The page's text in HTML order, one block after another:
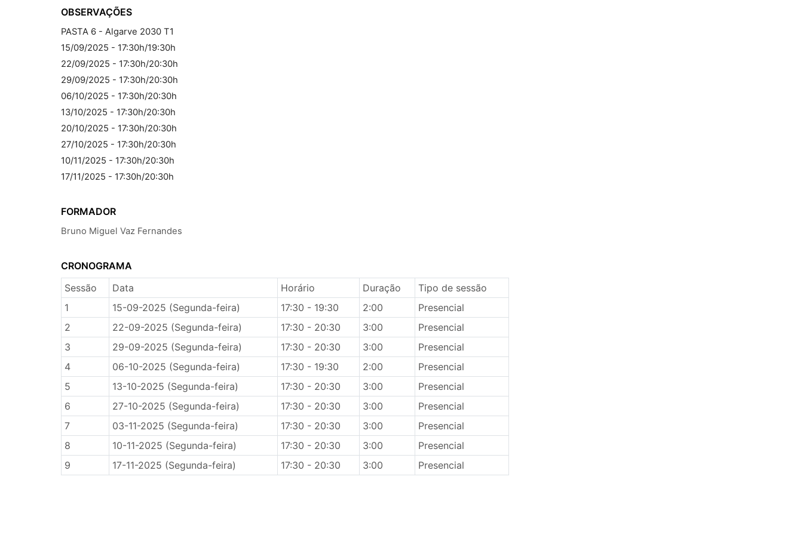
OBSERVAÇÕES
PASTA 6 - Algarve 2030 T1
15/09/2025 - 17:30h/19:30h
22/09/2025 - 17:30h/20:30h
29/09/2025 - 17:30h/20:30h
06/10/2025 - 17:30h/20:30h
13/10/2025 - 17:30h/20:30h
20/10/2025 - 17:30h/20:30h
27/10/2025 - 17:30h/20:30h
10/11/2025 - 17:30h/20:30h
17/11/2025 - 17:30h/20:30h
FORMADOR
Bruno Miguel Vaz Fernandes
CRONOGRAMA
Sessão
Data Horário Duração
Tipo de sessão
1
15-09-2025 (Segunda-feira) 17:30 - 19:30 2:00
Presencial
2
22-09-2025 (Segunda-feira) 17:30 - 20:30 3:00
Presencial
3
29-09-2025 (Segunda-feira) 17:30 - 20:30 3:00
Presencial
4
06-10-2025 (Segunda-feira) 17:30 - 19:30 2:00
Presencial
5
13-10-2025 (Segunda-feira) 17:30 - 20:30 3:00
Presencial
6
27-10-2025 (Segunda-feira) 17:30 - 20:30 3:00
Presencial
7
03-11-2025 (Segunda-feira) 17:30 - 20:30 3:00
Presencial
8
10-11-2025 (Segunda-feira) 17:30 - 20:30 3:00
Presencial
9
17-11-2025 (Segunda-feira) 17:30 - 20:30 3:00 Presencial